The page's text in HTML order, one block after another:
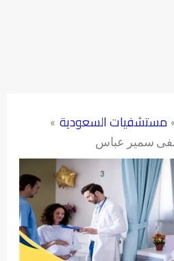
مستشفيات السعودية
سمير عباس